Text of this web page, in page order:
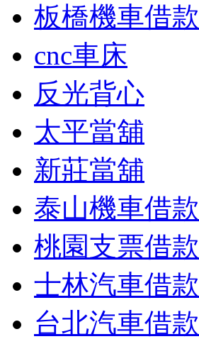
板橋機車借款
cnc車床
反光背心
太平當舖
新莊當舖
泰山機車借款
桃園支票借款
士林汽車借款
台北汽車借款